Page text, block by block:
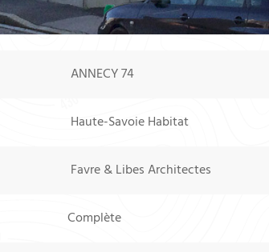
ANNECY 74
Haute-Savoie Habitat
Favre & Libes Architectes
Complète